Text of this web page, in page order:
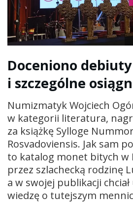
Doceniono debiuty
i szczególne
Numizmatyk Wojciech
w kategorii literatura,
za książkę Sylloge
Rosvadoviensis. Jak sam
to katalog monet bitych w
przez szlachecką rodzinę
a w swojej publikacji
wiedzę o tutejszym